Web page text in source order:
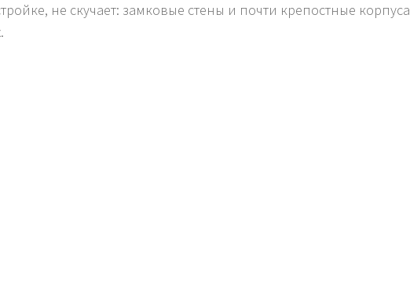
не скучает: замковые стены и почти крепостные корпуса